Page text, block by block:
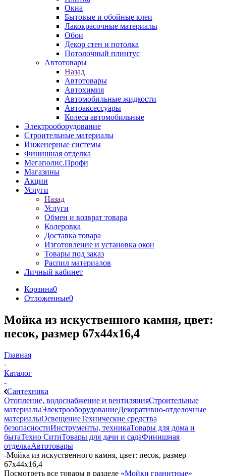
Окна
Бытовые и обойные клеи
Лакокрасочные материалы
Обои
Декор стен и потолка
Потолочный плинтус
Автотовары
Назад
Автотовары
Автохимия
Автомобильные жидкости
Автоаксессуары
Колеса автомобильные
Электрооборудование
Строительные материалы
Инженерные системы
Финишная отделка
Мегаполис.Профи
Магазины
Акции
Услуги
Назад
Услуги
Обмен и возврат товара
Колеровка
Доставка товара
Изготовление и установка окон
Товары под заказ
Распил материалов
Личный кабинет
Корзина0
Отложенные0
Мойка из искуственного камня, цвет:
песок, размер 67х44х16,4
Главная
-
Каталог
-
Сантехника
Отопление, водоснабжение и вентиляцияСтроительные
материалыЭлектрооборудованиеДекоративно-отделочные
материалыОсвещениеТехнические средства
безопасностиИнструменты, техникаТовары для дома и
бытаТехно СитиТовары для дачи и садаФинишная
отделкаАвтотовары
-Мойка из искуственного камня, цвет: песок, размер
67х44х16,4
Посмотреть все товары в разделе «Мойки гранитные»